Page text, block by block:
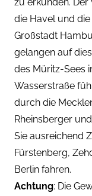
die Havel und
Großstadt
gelangen auf
des Müritz-Sees
Wasserstraße
durch die
Rheinsberger
Sie ausreichend
Fürstenberg,
Berlin fahren.
Achtung: Die